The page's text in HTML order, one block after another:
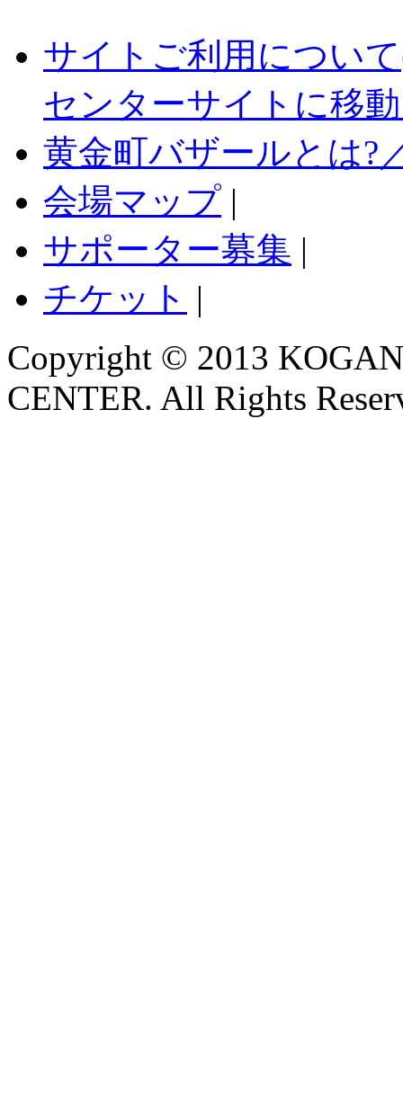
サイトご利用につい
センターサイトに移
黄金町バザールとは?
会場マップ |
サポーター募集 |
チケット |
Copyright © 2013
CENTER. All Rights